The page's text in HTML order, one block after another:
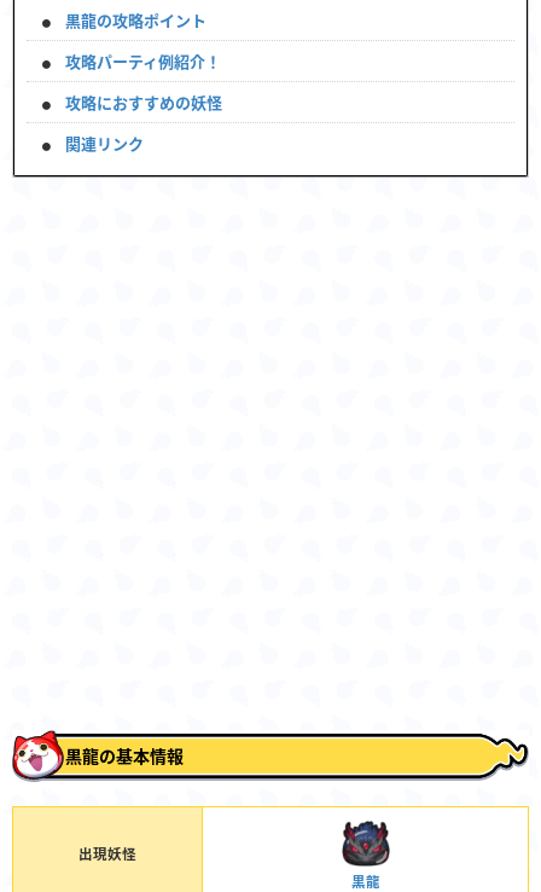
黒龍の攻略ポイント
攻略パーティ例紹介！
攻略におすすめの妖怪
関連リンク
黒龍の基本情報
出現妖怪
黒龍